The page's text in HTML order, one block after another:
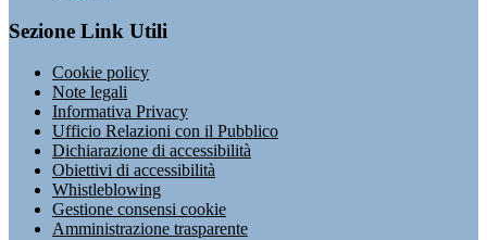
Sezione Link Utili
Cookie policy
Note legali
Informativa Privacy
Ufficio Relazioni con il Pubblico
Dichiarazione di accessibilità
Obiettivi di accessibilità
Whistleblowing
Gestione consensi cookie
Amministrazione trasparente